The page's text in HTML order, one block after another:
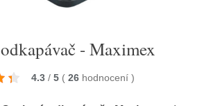
- Maximex
4.3 / 5 ( 26 hodnocení )